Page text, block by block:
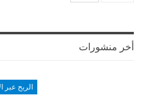
أخر منشورات
الربح عبر